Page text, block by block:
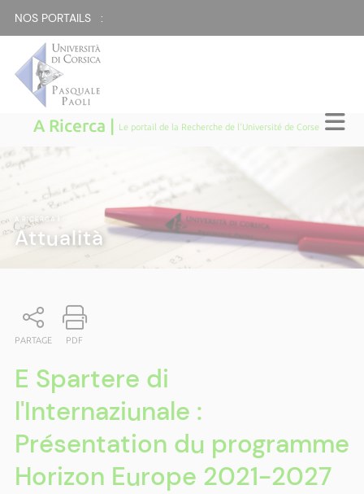
NOS PORTAILS :
A Ricerca | Le portail de la Recherche de l'Université de Corse
A RICERCA
Attualità
PARTAGE PDF
E Spartere di
l'Internaziunale :
Présentation du programme
Horizon Europe 2021-2027